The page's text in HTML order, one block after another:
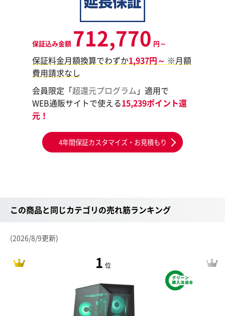
保証込み金額 712,770 円～
保証料金月額換算でわずか1,937円～ ※月額
費用請求なし
会員限定「超還元プログラム 」適用で
WEB通販サイトで使える15,239ポイント還
元！
4年間保証カスタマイズ・お見積もり
この商品と同じカテゴリの売れ筋ランキング
(2026/8/9更新)
1 位